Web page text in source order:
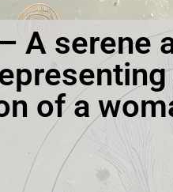
A serene
of a